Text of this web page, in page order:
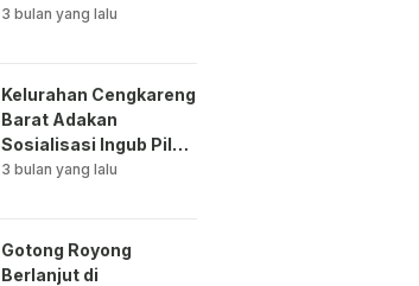
Lingkungan di Bale
3 bulan yang lalu
Kelurahan Cengkareng
Barat Adakan
Sosialisasi Ingub Pilah
Sampah Kepada PPSU
3 bulan yang lalu
Gotong Royong
Berlanjut di